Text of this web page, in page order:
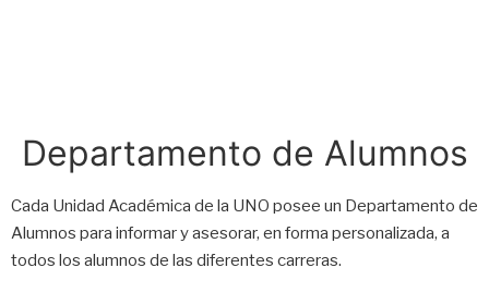
Departamento de Alumnos
Cada Unidad Académica de la UNO posee un Departamento de
Alumnos para informar y asesorar, en forma personalizada, a
todos los alumnos de las diferentes carreras.